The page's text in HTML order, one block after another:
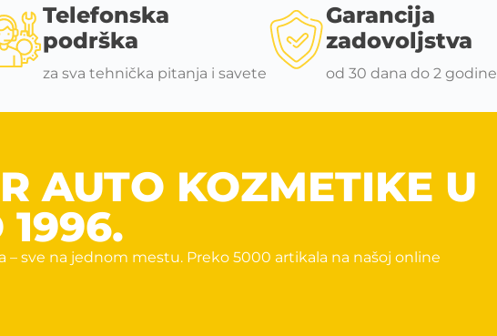
Telefonska
podrška
za sva tehnička pitanja i savete
Garancija
zadovoljstva
od 30 dana do 2 godine
AUTO KOZMETIKE U
1996.
sve na jednom mestu. Preko 5000 artikala na našoj online